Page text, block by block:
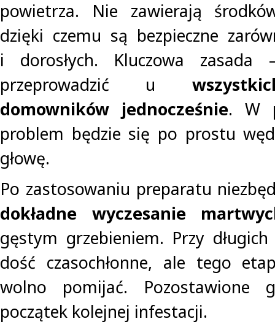
powietrza. Nie zawierają
dzięki czemu są bezpieczne
i dorosłych. Kluczowa zasada
przeprowadzić u
domowników jednocześnie. W
problem będzie się po prostu
głowę.
Po zastosowaniu preparatu
dokładne wyczesanie
gęstym grzebieniem. Przy
dość czasochłonne, ale tego
wolno pomijać. Pozostawione
początek kolejnej infestacji.